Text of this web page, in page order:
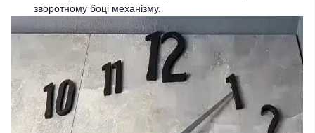
зворотному боці механізму.